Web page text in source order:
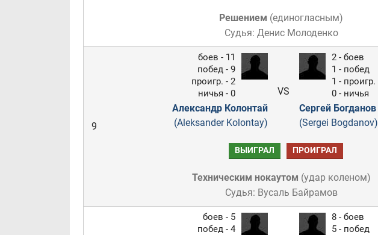
Решением (единогласным)
Судья: Денис Молоденко
9
боев - 11
побед - 9
проигр. - 2
ничья - 0
Александр Колонтай
(Aleksander Kolontay)
VS
2 - боев
1 - побед
1 - проигр.
0 - ничья
Сергей Богданов
(Sergei Bogdanov)
ВЫИГРАЛ ПРОИГРАЛ
Техническим нокаутом (удар коленом)
Судья: Вусаль Байрамов
боев - 5
побед - 4
8 - боев
5 - побед